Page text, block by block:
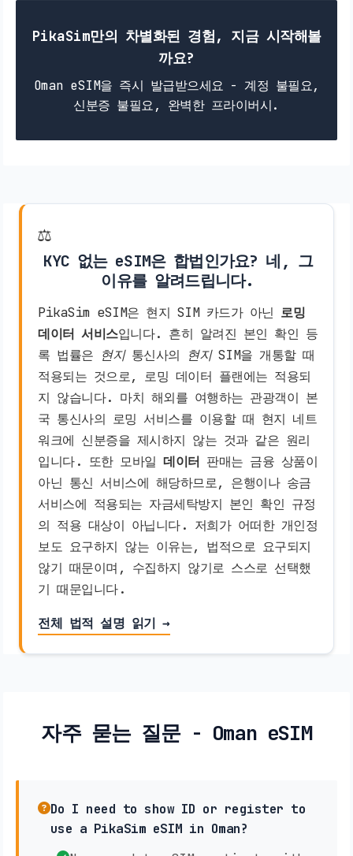
PikaSim만의 차별화된 경험, 지금 시작해볼
까요?
Oman eSIM을 즉시 발급받으세요 - 계정 불필요,
신분증 불필요, 완벽한 프라이버시.
⚖️
KYC 없는 eSIM은 합법인가요? 네, 그
이유를 알려드립니다.
PikaSim eSIM은 현지 SIM 카드가 아닌 로밍
데이터 서비스입니다. 흔히 알려진 본인 확인 등
록 법률은 현지통신사의 현지SIM을 개통할 때
적용되는 것으로, 로밍 데이터 플랜에는 적용되
지 않습니다. 마치 해외를 여행하는 관광객이 본
국 통신사의 로밍 서비스를 이용할 때 현지 네트
워크에 신분증을 제시하지 않는 것과 같은 원리
입니다. 또한 모바일 데이터 판매는 금융 상품이
아닌 통신 서비스에 해당하므로, 은행이나 송금
서비스에 적용되는 자금세탁방지 본인 확인 규정
의 적용 대상이 아닙니다. 저희가 어떠한 개인정
보도 요구하지 않는 이유는, 법적으로 요구되지
않기 때문이며, 수집하지 않기로 스스로 선택했
기 때문입니다.
전체 법적 설명 읽기 →
자주 묻는 질문 - Oman eSIM
Do I need to show ID or register to
use a PikaSim eSIM in Oman?